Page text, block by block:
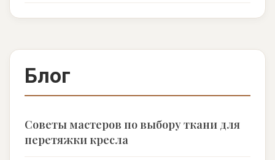
Блог
Советы мастеров по выбору ткани для
перетяжки кресла